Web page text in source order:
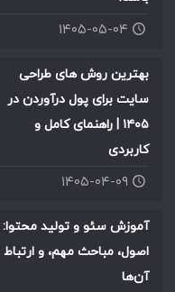
۱۴۰۵-۰۵-۰۴
بهترین روش های طراحی
سایت برای پول درآوردن در
۱۴۰۵ | راهنمای کامل و
کاربردی
۱۴۰۵-۰۴-۰۹
آموزش سئو و تولید محتوا:
اصول، مباحث مهم، و ارتباط
آن‌ها